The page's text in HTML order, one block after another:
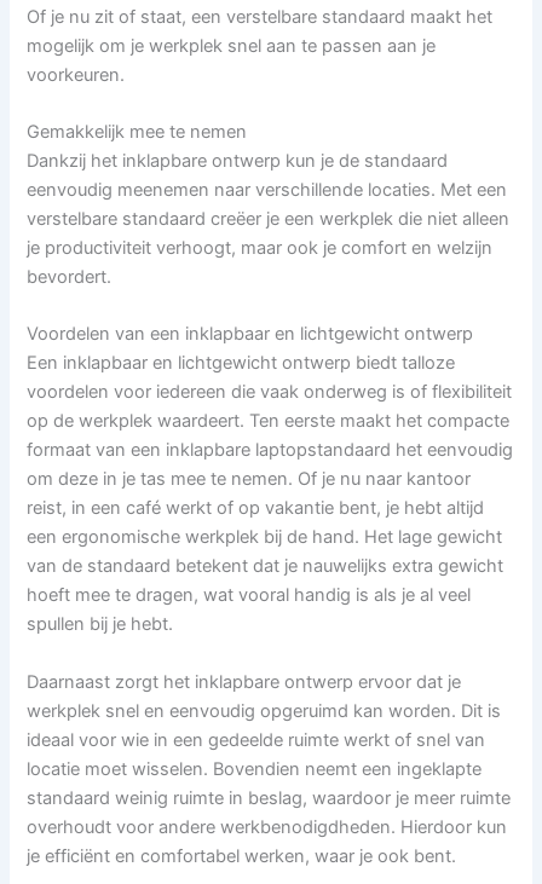
Of je nu zit of staat, een verstelbare standaard maakt het
mogelijk om je werkplek snel aan te passen aan je
voorkeuren.
Gemakkelijk mee te nemen
Dankzij het inklapbare ontwerp kun je de standaard
eenvoudig meenemen naar verschillende locaties. Met een
verstelbare standaard creëer je een werkplek die niet alleen
je productiviteit verhoogt, maar ook je comfort en welzijn
bevordert.
Voordelen van een inklapbaar en lichtgewicht ontwerp
Een inklapbaar en lichtgewicht ontwerp biedt talloze
voordelen voor iedereen die vaak onderweg is of flexibiliteit
op de werkplek waardeert. Ten eerste maakt het compacte
formaat van een inklapbare laptopstandaard het eenvoudig
om deze in je tas mee te nemen. Of je nu naar kantoor
reist, in een café werkt of op vakantie bent, je hebt altijd
een ergonomische werkplek bij de hand. Het lage gewicht
van de standaard betekent dat je nauwelijks extra gewicht
hoeft mee te dragen, wat vooral handig is als je al veel
spullen bij je hebt.
Daarnaast zorgt het inklapbare ontwerp ervoor dat je
werkplek snel en eenvoudig opgeruimd kan worden. Dit is
ideaal voor wie in een gedeelde ruimte werkt of snel van
locatie moet wisselen. Bovendien neemt een ingeklapte
standaard weinig ruimte in beslag, waardoor je meer ruimte
overhoudt voor andere werkbenodigdheden. Hierdoor kun
je efficiënt en comfortabel werken, waar je ook bent.